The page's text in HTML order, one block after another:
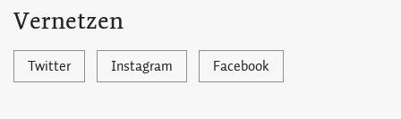
Vernetzen
Twitter Instagram Facebook